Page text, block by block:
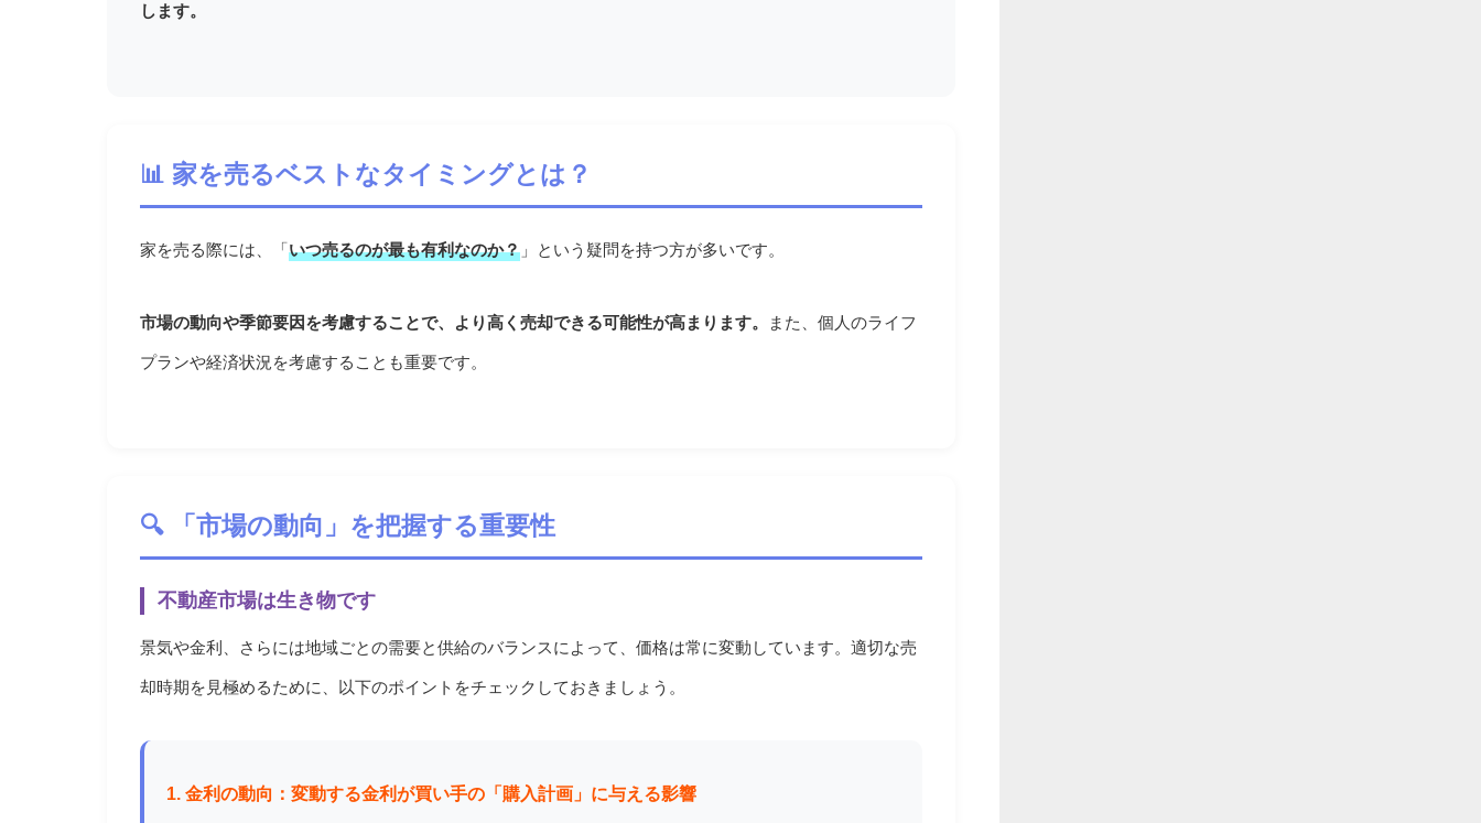
します。
📊 家を売るベストなタイミングとは？
家を売る際には、「いつ売るのが最も有利なのか？ 」という疑問を持つ方が多いです。
市場の動向や季節要因を考慮することで、より高く売却できる可能性が高まります。 また、個人のライフ
プランや経済状況を考慮することも重要です。
🔍 「市場の動向」を把握する重要性
不動産市場は生き物です
景気や金利、さらには地域ごとの需要と供給のバランスによって、価格は常に変動しています。適切な売
却時期を見極めるために、以下のポイントをチェックしておきましょう。
1. 金利の動向：変動する金利が買い手の「購入計画」に与える影響